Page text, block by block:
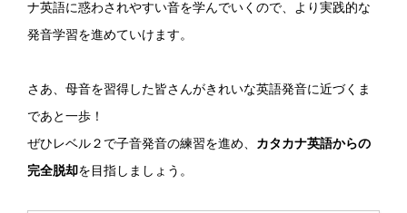
ナ英語に惑わされやすい音を学んでいくので、より実践的な
発音学習を進めていけます。
さあ、母音を習得した皆さんがきれいな英語発音に近づくま
であと一歩！
ぜひレベル２で子音発音の練習を進め、 カタカナ英語からの
完全脱却を目指しましょう。